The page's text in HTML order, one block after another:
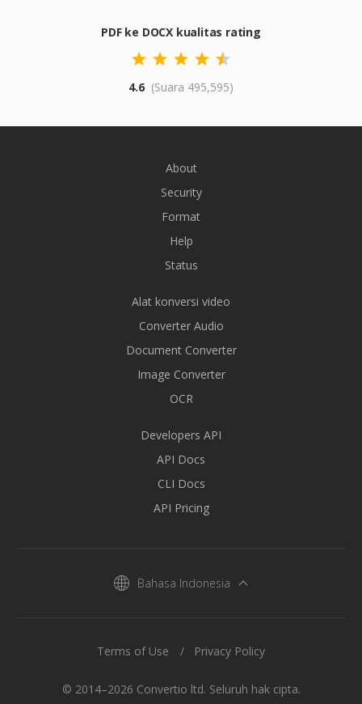
PDF ke DOCX kualitas rating
4.6 (Suara 495,595)
About
Security
Format
Help
Status
Alat konversi video
Converter Audio
Document Converter
Image Converter
OCR
Developers API
API Docs
CLI Docs
API Pricing
Bahasa Indonesia
© 2014–2026 Convertio ltd. Seluruh hak cipta.
Terms of Use Privacy Policy